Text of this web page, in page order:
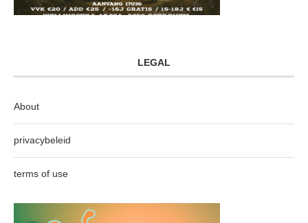
LEGAL
About
privacybeleid
terms of use